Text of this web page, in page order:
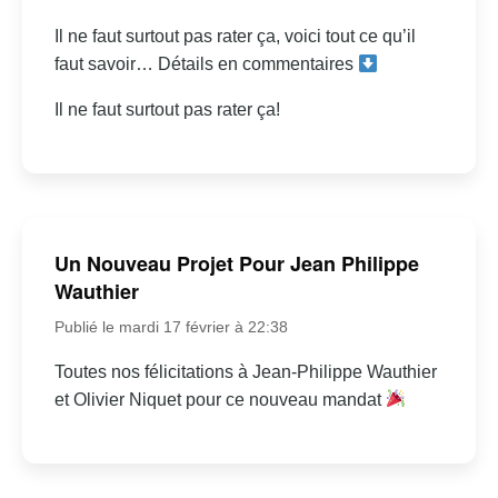
Il ne faut surtout pas rater ça, voici tout ce qu’il
faut savoir… Détails en commentaires
Il ne faut surtout pas rater ça!
Un Nouveau Projet Pour Jean Philippe
Wauthier
Publié le mardi 17 février à 22:38
Toutes nos félicitations à Jean-Philippe Wauthier
et Olivier Niquet pour ce nouveau mandat